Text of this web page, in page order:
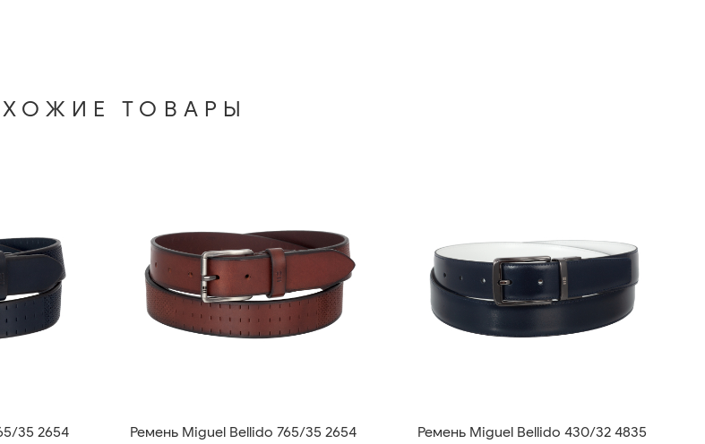
ТОВАРЫ
35 2654
Ремень Miguel Bellido 765/35 2654
Ремень Miguel Bellido 430/32 4835